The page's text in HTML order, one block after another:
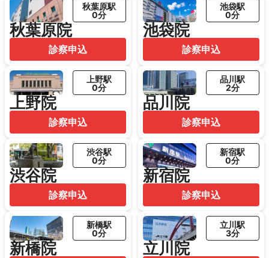
秋葉原院
秋葉原駅
0分
診察申込
池袋院
池袋駅
0分
診察申込
上野院
上野駅
0分
診察申込
品川院
品川駅
2分
診察申込
渋谷院
渋谷駅
0分
診察申込
新宿院
新宿駅
0分
診察申込
新橋院
新橋駅
0分
立川院
立川駅
3分